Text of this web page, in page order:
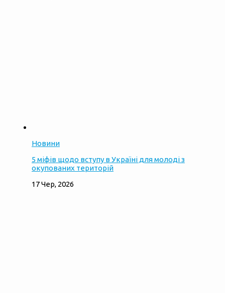
Новини
5 міфів щодо вступу в Україні для молоді з
окупованих територій
17 Чер, 2026